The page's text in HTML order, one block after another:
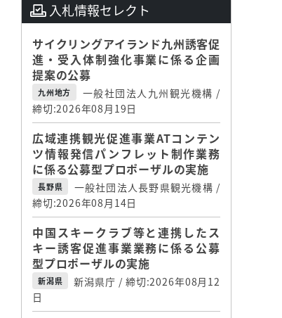
入札情報セレクト
サイクリングアイランド九州誘客促
進・受入体制強化事業に係る企画
提案の公募
九州地方
一般社団法人九州観光機構 /
締切:2026年08月19日
広域連携観光促進事業ATコンテン
ツ情報発信パンフレット制作業務
に係る公募型プロポーザルの実施
長野県
一般社団法人長野県観光機構 /
締切:2026年08月14日
中国スキークラブ等と連携したス
キー誘客促進事業業務に係る公募
型プロポーザルの実施
新潟県
新潟県庁 / 締切:2026年08月12
日